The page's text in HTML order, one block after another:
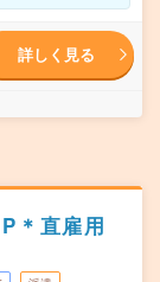
詳しく見る
＊直雇用